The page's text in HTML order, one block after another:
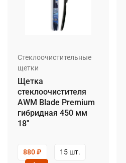
Стеклоочистительные
щетки
Щетка
стеклоочистителя
AWM Blade Premium
гибридная 450 мм
18″
880₽ 15 шт.